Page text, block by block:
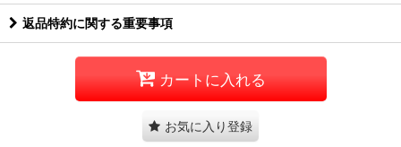
返品特約に関する重要事項
カートに入れる
お気に入り登録